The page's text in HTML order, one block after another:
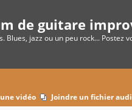
de guitare
Blues, jazz ou un peu rock... Postez
vidéo Joindre un fichier